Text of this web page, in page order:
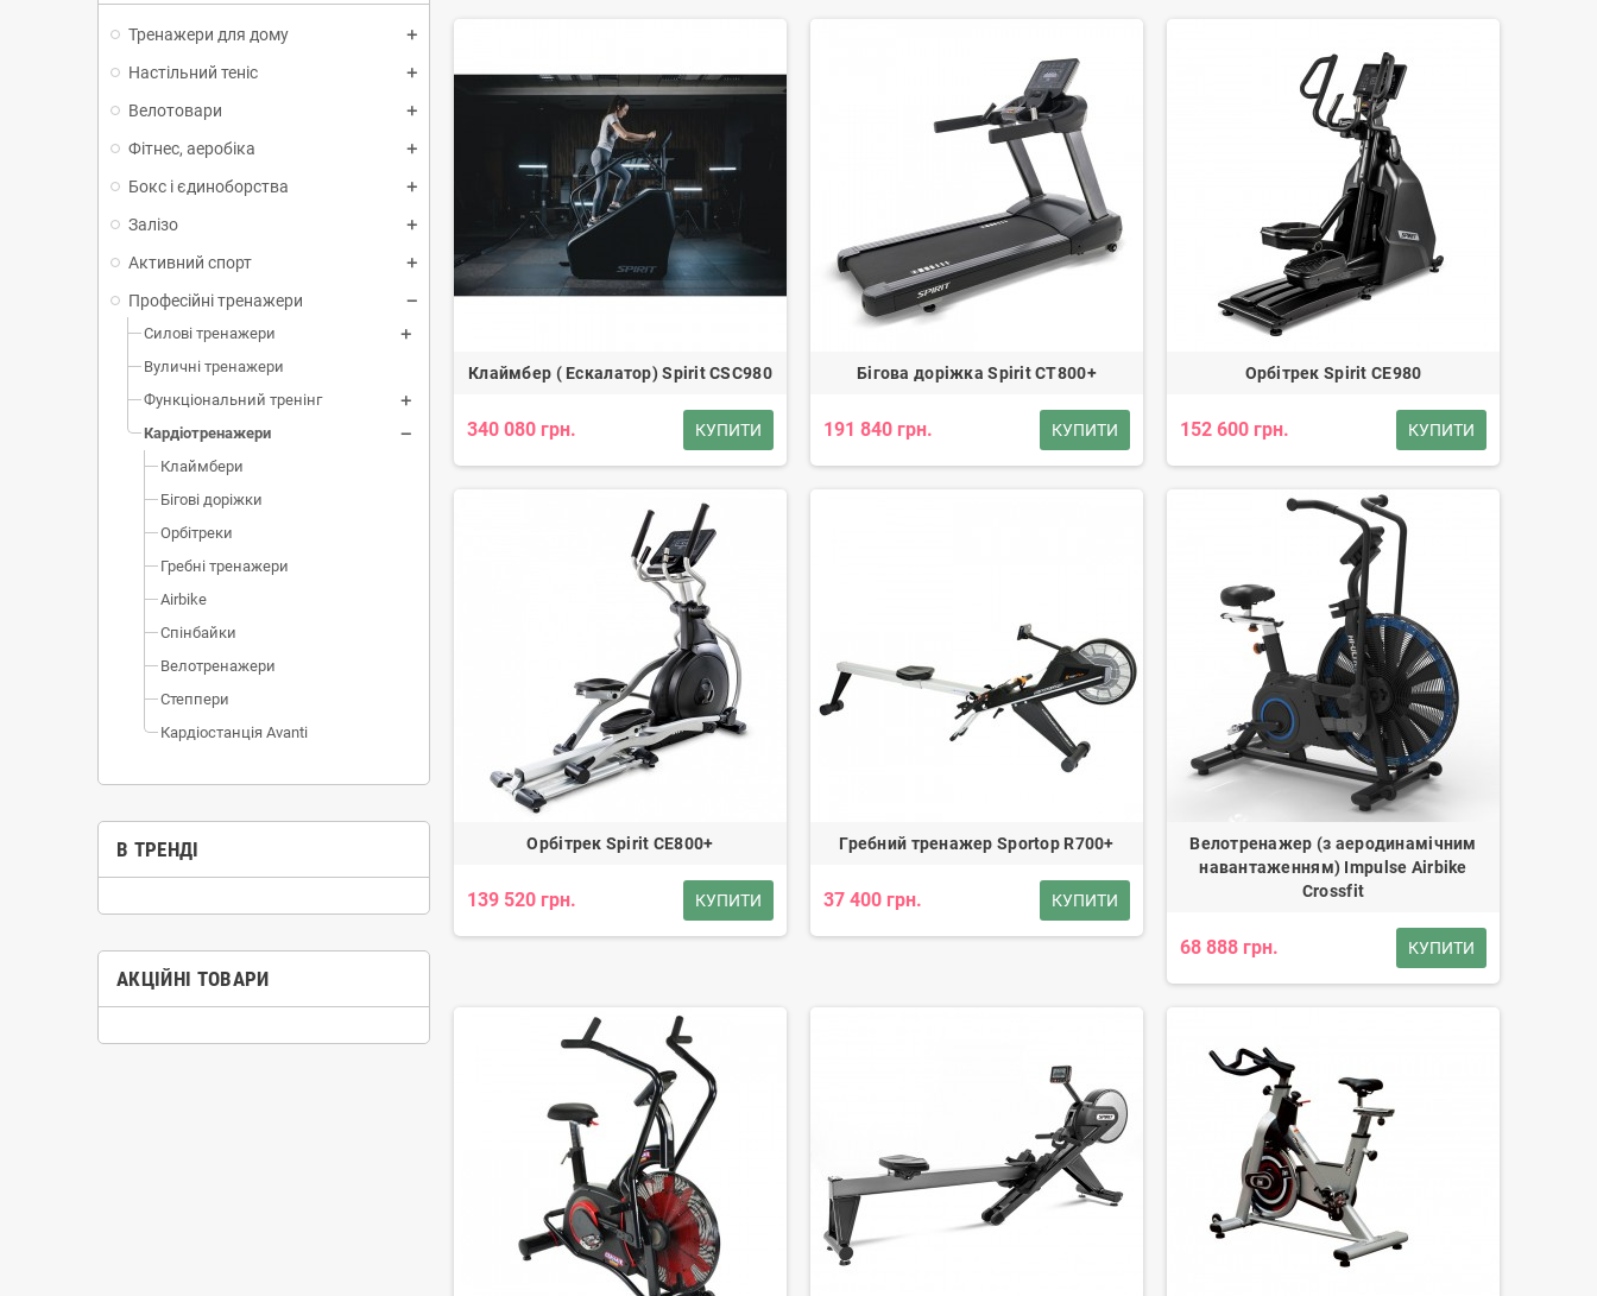
Тренажери для дому
Настільний теніс
Велотовари
Фітнес, аеробіка
Бокс і єдиноборства
Залізо
Активний спорт
Професійні тренажери
Силові тренажери
Вуличні тренажери
Функціональний тренінг
Кардіотренажери
Клаймбери
Бігові доріжки
Орбітреки
Гребні тренажери
Airbike
Спінбайки
Велотренажери
Степпери
Кардіостанція Avanti
В ТРЕНДІ
АКЦІЙНІ ТОВАРИ
Клаймбер ( Ескалатор) Spirit CSC980
340 080 грн. КУПИТИ
Бігова доріжка Spirit CT800+
191 840 грн. КУПИТИ
Орбітрек Spirit CE980
152 600 грн. КУПИТИ
Орбітрек Spirit CE800+
139 520 грн. КУПИТИ
Гребний тренажер Sportop R700+
37 400 грн. КУПИТИ
Велотренажер (з аеродинамічним
навантаженням) Impulse Airbike
Crossfit
68 888 грн. КУПИТИ